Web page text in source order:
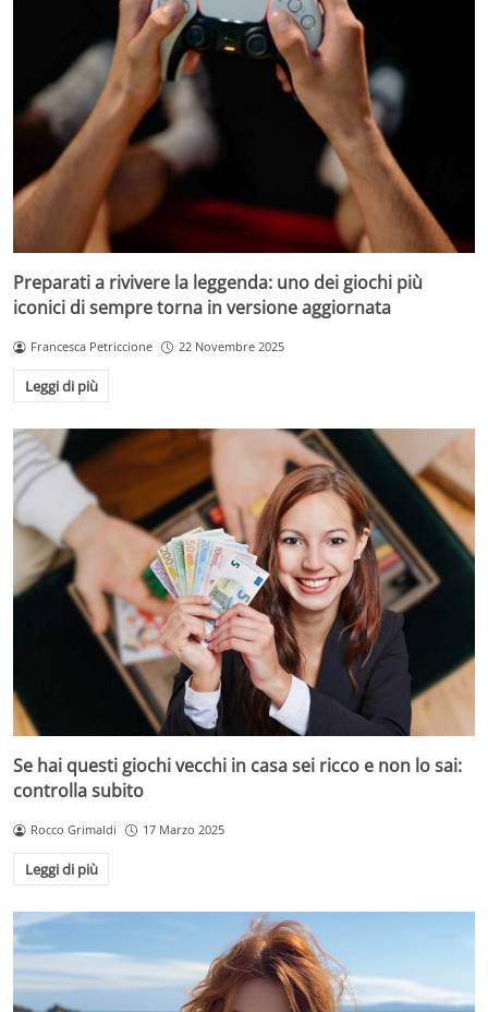
Preparati a rivivere la leggenda: uno dei giochi più
iconici di sempre torna in versione aggiornata
Francesca Petriccione 22 Novembre 2025
Leggi di più
Se hai questi giochi vecchi in casa sei ricco e non lo sai:
controlla subito
Rocco Grimaldi 17 Marzo 2025
Leggi di più